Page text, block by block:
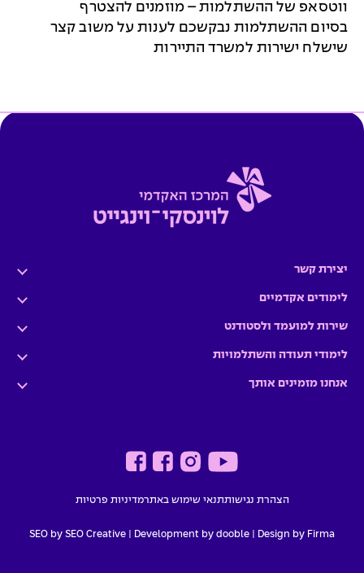
ווטסאפ של ההשתלמות – מוזמנים להצטרף
בסיום ההשתלמות נבקשכם לענות על משוב קצר
שישלח ישירות למשרד התיירות
יצירת קשר
לימודים אקדמיים
שירות למועמד ולסטודנט
לימודי תעודה והשתלמויות
אנחנו מזמינים אותך
הצהרת נגישותתנאי שימוש באתרמדיניות פרטיות
Design by Firma |
Development by dooble
SEO by SEO Creative